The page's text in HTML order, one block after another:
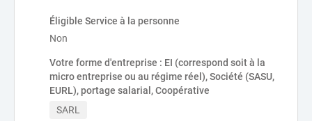
Éligible Service à la personne
Non
Votre forme d'entreprise : EI (correspond soit à la
micro entreprise ou au régime réel), Société (SASU,
EURL), portage salarial, Coopérative
SARL